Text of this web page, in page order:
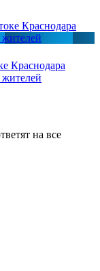
Краснодара
на все